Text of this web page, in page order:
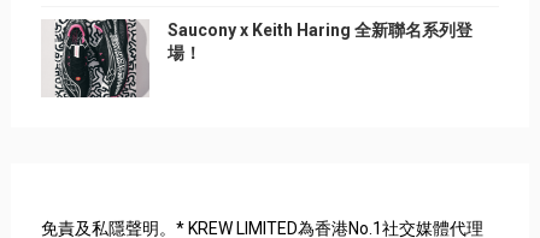
Saucony x Keith Haring 全新聯名系列登
場！
免責及私隱聲明。* KREW LIMITED為香港No.1社交媒體代理